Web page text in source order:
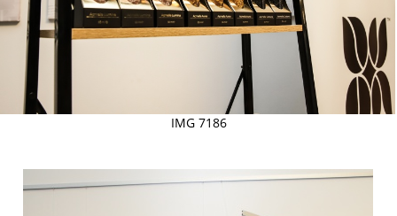
IMG 7186